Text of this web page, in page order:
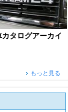
タログアーカイ
もっと見る